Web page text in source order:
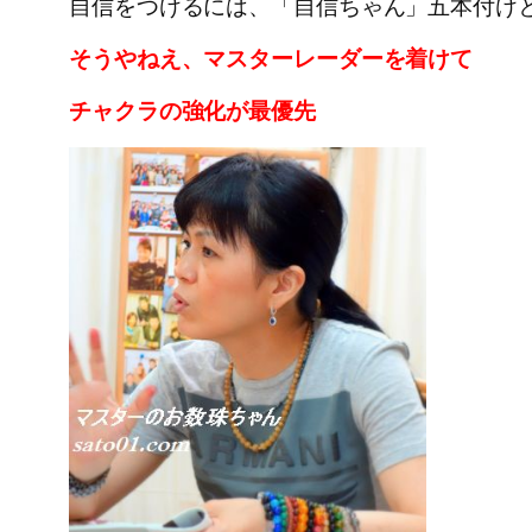
そうやねえ、マスターレーダーを着けて
チャクラの強化が最優先